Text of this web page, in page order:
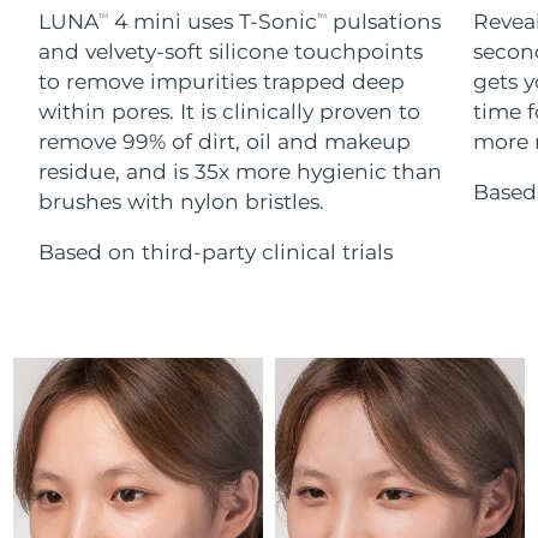
LUNATM 4 mini uses T-SonicTM
pulsations
and velvety-soft silicone touchpoints
to remove impurities trapped deep
within pores. It is clinically proven to
remove 99% of dirt, oil and makeup
residue, and is 35x more hygienic than
brushes with nylon bristles.
Based on third-party clinical trials
gets
time
more
All revitalizing eye massagers
Advanced pore care essentials
Serum
issa™ Teeth Whitening Gel
18% PAP
Kosmetyki Mężczyźni
Kupuj
O NAS
Gibraltar
8/15/26
Grecja
Oczekiwany czas dostawy
8/11/26
SRA Hongkong
(Chiny)
Oczekiwany czas dostawy
Indonezja
Oczekiwany czas dostawy
8/9/26
Irlandia
Oczekiwany czas dostawy
8/11/26
Wyspa Man
Oczekiwany czas dostawy
8/13/26